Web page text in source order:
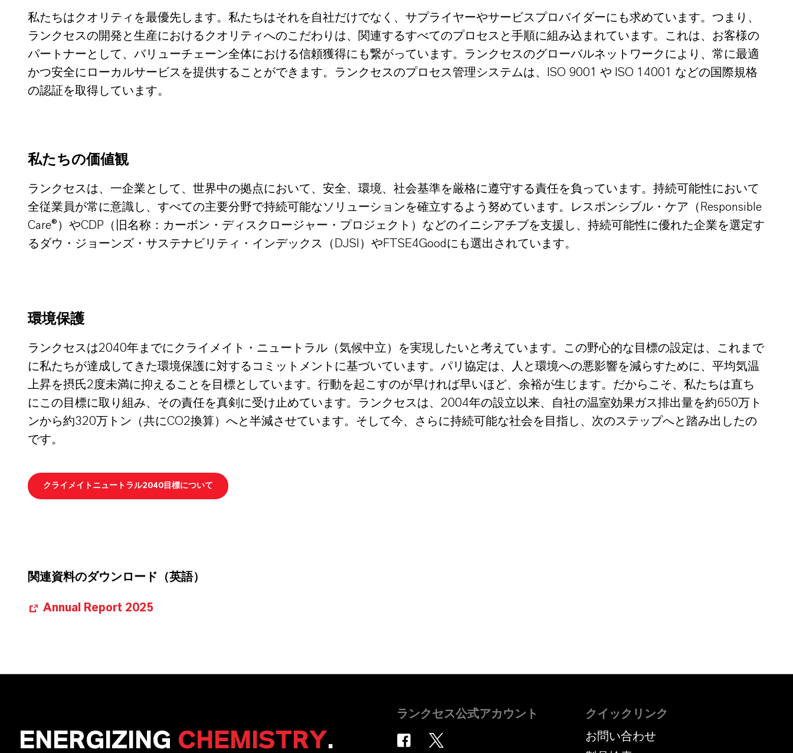
私たちはクオリティを最優先します。私たちはそれを自社だけでなく、サプライヤーやサービスプロバイダーにも求めています。つまり、
ランクセスの開発と生産におけるクオリティへのこだわりは、関連するすべてのプロセスと手順に組み込まれています。これは、お客様の
パートナーとして、バリューチェーン全体における信頼獲得にも繋がっています。ランクセスのグローバルネットワークにより、常に最適
かつ安全にローカルサービスを提供することができます。ランクセスのプロセス管理システムは、ISO 9001 や ISO 14001 などの国際規格
の認証を取得しています。
私たちの価値観
ランクセスは、一企業として、世界中の拠点において、安全、環境、社会基準を厳格に遵守する責任を負っています。持続可能性において
全従業員が常に意識し、すべての主要分野で持続可能なソリューションを確立するよう努めています。レスポンシブル・ケア（Responsible
Care®）やCDP（旧名称：カーボン・ディスクロージャー・プロジェクト）などのイニシアチブを支援し、持続可能性に優れた企業を選定す
るダウ・ジョーンズ・サステナビリティ・インデックス（DJSI）やFTSE4Goodにも選出されています。
環境保護
ランクセスは2040年までにクライメイト・ニュートラル（気候中立）を実現したいと考えています。この野心的な目標の設定は、これまで
に私たちが達成してきた環境保護に対するコミットメントに基づいています。パリ協定は、人と環境への悪影響を減らすために、平均気温
上昇を摂氏2度未満に抑えることを目標としています。行動を起こすのが早ければ早いほど、余裕が生じます。だからこそ、私たちは直ち
にこの目標に取り組み、その責任を真剣に受け止めています。ランクセスは、2004年の設立以来、自社の温室効果ガス排出量を約650万ト
ンから約320万トン（共にCO2換算）へと半減させています。そして今、さらに持続可能な社会を目指し、次のステップへと踏み出したの
です。
クライメイトニュートラル2040目標について
関連資料のダウンロード（英語）
Annual Report 2025
ENERGIZING CHEMISTRY.
ランクセス公式アカウント
クイックリンク
お問い合わせ